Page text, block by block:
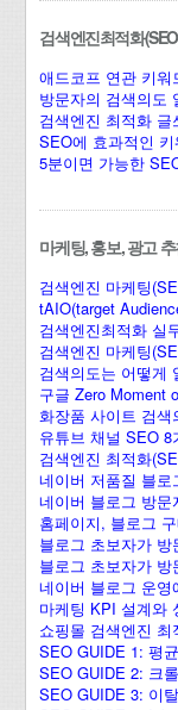
검색엔진최적화
애드코프 연관 키워
방문자의 검색의도
검색엔진 최적화 글
SEO에 효과적인
5분이면 가능한
마케팅, 홍보, 광고
검색엔진 마케팅
tAIO(target
검색엔진최적화 실
검색엔진 마케팅
검색의도는 어떻게
구글 Zero Moment
화장품 사이트 검색
유튜브 채널 SEO 8
검색엔진 최적화
네이버 저품질 블로
네이버 블로그 방
홈페이지, 블로그
블로그 초보자가
블로그 초보자가
네이버 블로그 운
마케팅 KPI 설계와
쇼핑몰 검색엔진 최
SEO GUIDE 1: 평
SEO GUIDE 2: 크
SEO GUIDE 3: 이